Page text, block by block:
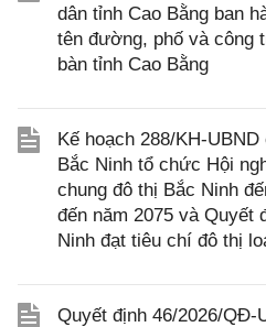
dân tỉnh Cao Bằng ban
tên đường, phố và công
bàn tỉnh Cao Bằng
Kế hoạch 288/KH-
Bắc Ninh tổ chức Hội
chung đô thị Bắc Ninh
đến năm 2075 và Quyết
Ninh đạt tiêu chí đô thị
Quyết định 46/2026/QĐ-